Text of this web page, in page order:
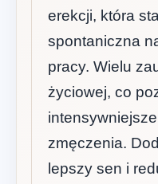
erekcji, która
spontaniczna
pracy. Wielu
życiowej, co
zmęczenia.
lepszy sen i